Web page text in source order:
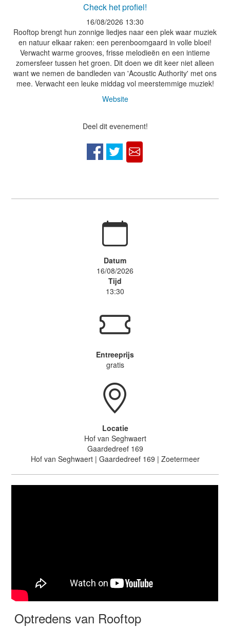
Check het profiel!
16/08/2026 13:30
Rooftop brengt hun zonnige liedjes naar een plek waar muziek
en natuur elkaar raken: een perenboomgaard in volle bloei!
Verwacht warme grooves, frisse melodieën en een intieme
zomersfeer tussen het groen. Dit doen we dit keer niet alleen
want we nemen de bandleden van 'Acoustic Authority' met ons
mee. Verwacht een leuke middag vol meerstemmige muziek!
Website
Deel dit evenement!
Datum
16/08/2026
Tijd
13:30
Entreeprijs
gratis
Locatie
Hof van Seghwaert
Gaardedreef 169
Hof van Seghwaert | Gaardedreef 169 | Zoetermeer
Optredens van Rooftop